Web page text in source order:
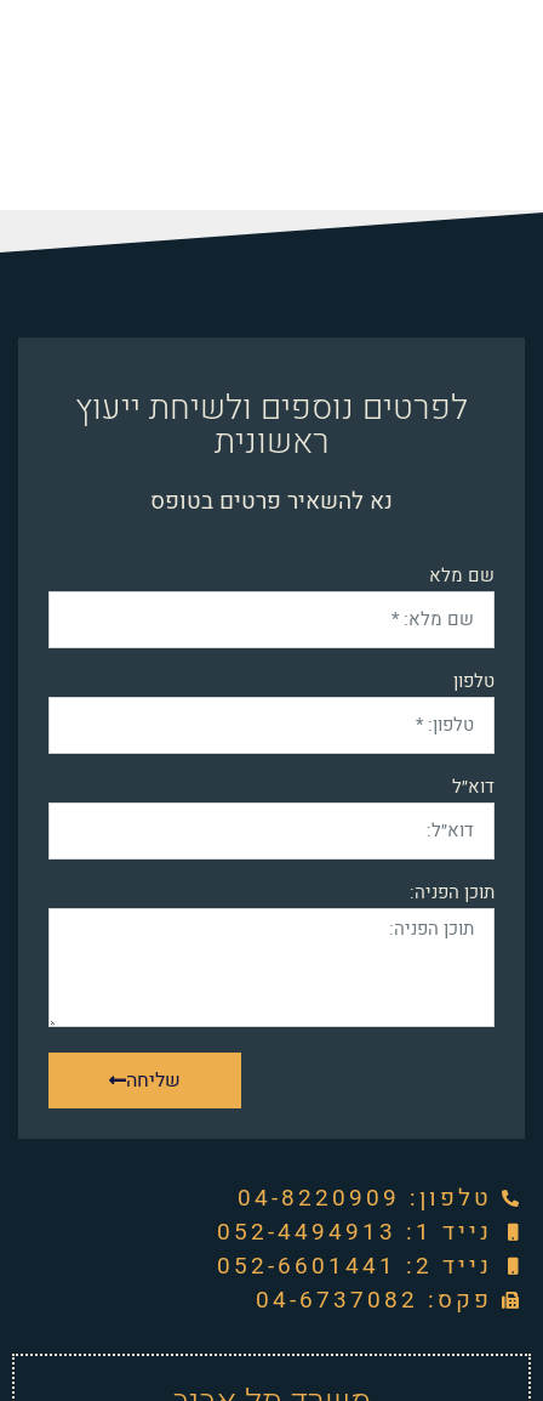
לפרטים נוספים ולשיחת ייעוץ
ראשונית
נא להשאיר פרטים בטופס
שם מלא
טלפון
דוא״ל
תוכן הפניה:
שליחה
טלפון: ‭04-8220909‬
נייד 1: 052-4494913
נייד 2: 052-6601441
פקס: 04-6737082